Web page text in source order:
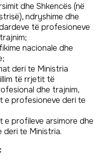
dhe Shkencës (në
ndryshime dhe
të profesioneve
nacionale dhe
deri te Ministria
të rrjetit të
dhe trajnim,
e profesioneve deri te
e profileve arsimore dhe
te Ministria.